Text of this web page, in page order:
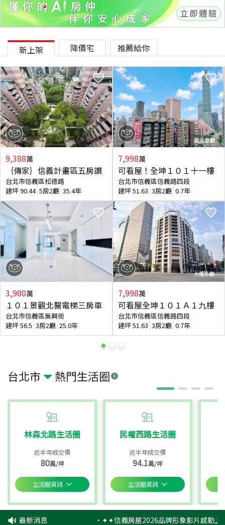
台北市 熱門生活圈
林森北路生活圈
近半年成交價
80萬/坪
生活圈資訊
民權西路生活圈
近半年成交價
94.1萬/坪
生活圈資訊
新上架 降價宅 推薦給你
9,388萬
｛傳家｝信義計畫區五房讚
台北市信義區松德路
建坪90.44 5房2廳 35.4年
3,980萬
１０１景觀北醫電梯三房車
台北市信義區吳興街
建坪56.5 3房2廳 25.0年
7,998萬
可看屋！全坤１０１十一樓
台北市信義區信義路四段
建坪51.63 3房2廳 0.7年
7,998萬
可看屋全坤１０１Ａ１九樓
台北市信義區信義路四段
建坪51.63 3房2廳 0.7年
最新消息 ‧✦✦信義房屋2026品牌形象影片感動上